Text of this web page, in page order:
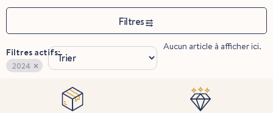
Filtres
Filtres actifs:
2024 ×
Aucun article à afficher ici.